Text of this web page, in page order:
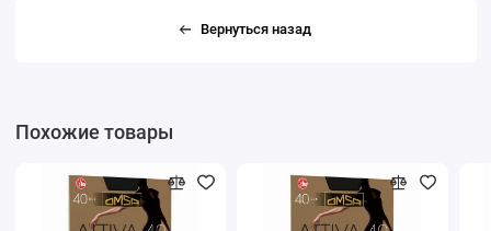
Вернуться назад
Похожие товары